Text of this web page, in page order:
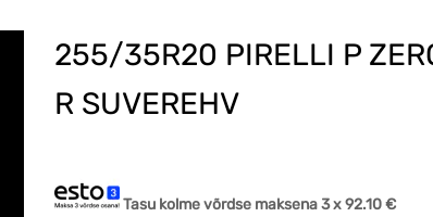
255/35R20 PIRELLI P
R SUVEREHV
Tasu kolme võrdse maksena 3 x92.10€